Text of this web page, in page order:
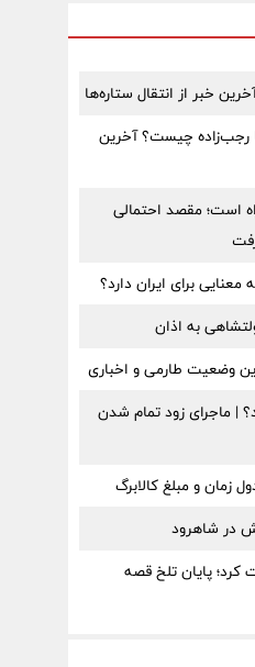
خبر از انتقال ستاره‌ها
رجب‌زاده چیست؟ آخرین
است؛ مقصد احتمالی
برای ایران دارد؟
به اذان
وضعیت طارمی و اخباری
| ماجرای زود تمام شدن
در شاهرود
پایان تلخ قصه